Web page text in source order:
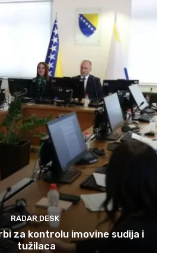
RADAR DESK
za kontrolu imovine sudija i
tužilaca